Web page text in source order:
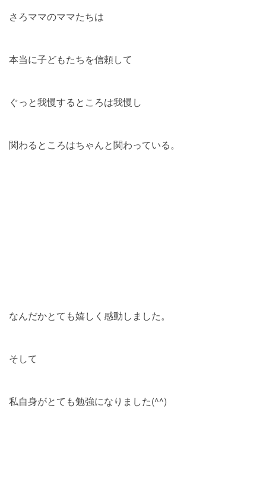
さろママのママたちは
本当に子どもたちを信頼して
ぐっと我慢するところは我慢し
関わるところはちゃんと関わっている。
なんだかとても嬉しく感動しました。
そして
私自身がとても勉強になりました(^^)